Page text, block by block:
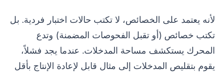
لأنه يعتمد على الخصائص، لا تكتب حالات اختبار فردية. بل
تكتب خصائص (أو تقبل الفحوصات المضمنة) وتدع
المحرك يستكشف مساحة المدخلات. عندما يجد فشلاً،
يقوم بتقليص المدخلات إلى مثال قابل لإعادة الإنتاج بأقل